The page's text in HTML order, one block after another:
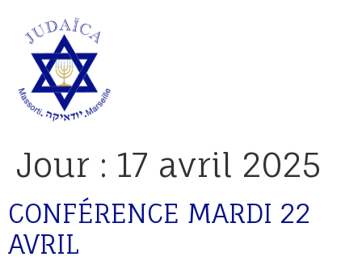
Jour : 17 avril 2025
CONFÉRENCE MARDI 22
AVRIL